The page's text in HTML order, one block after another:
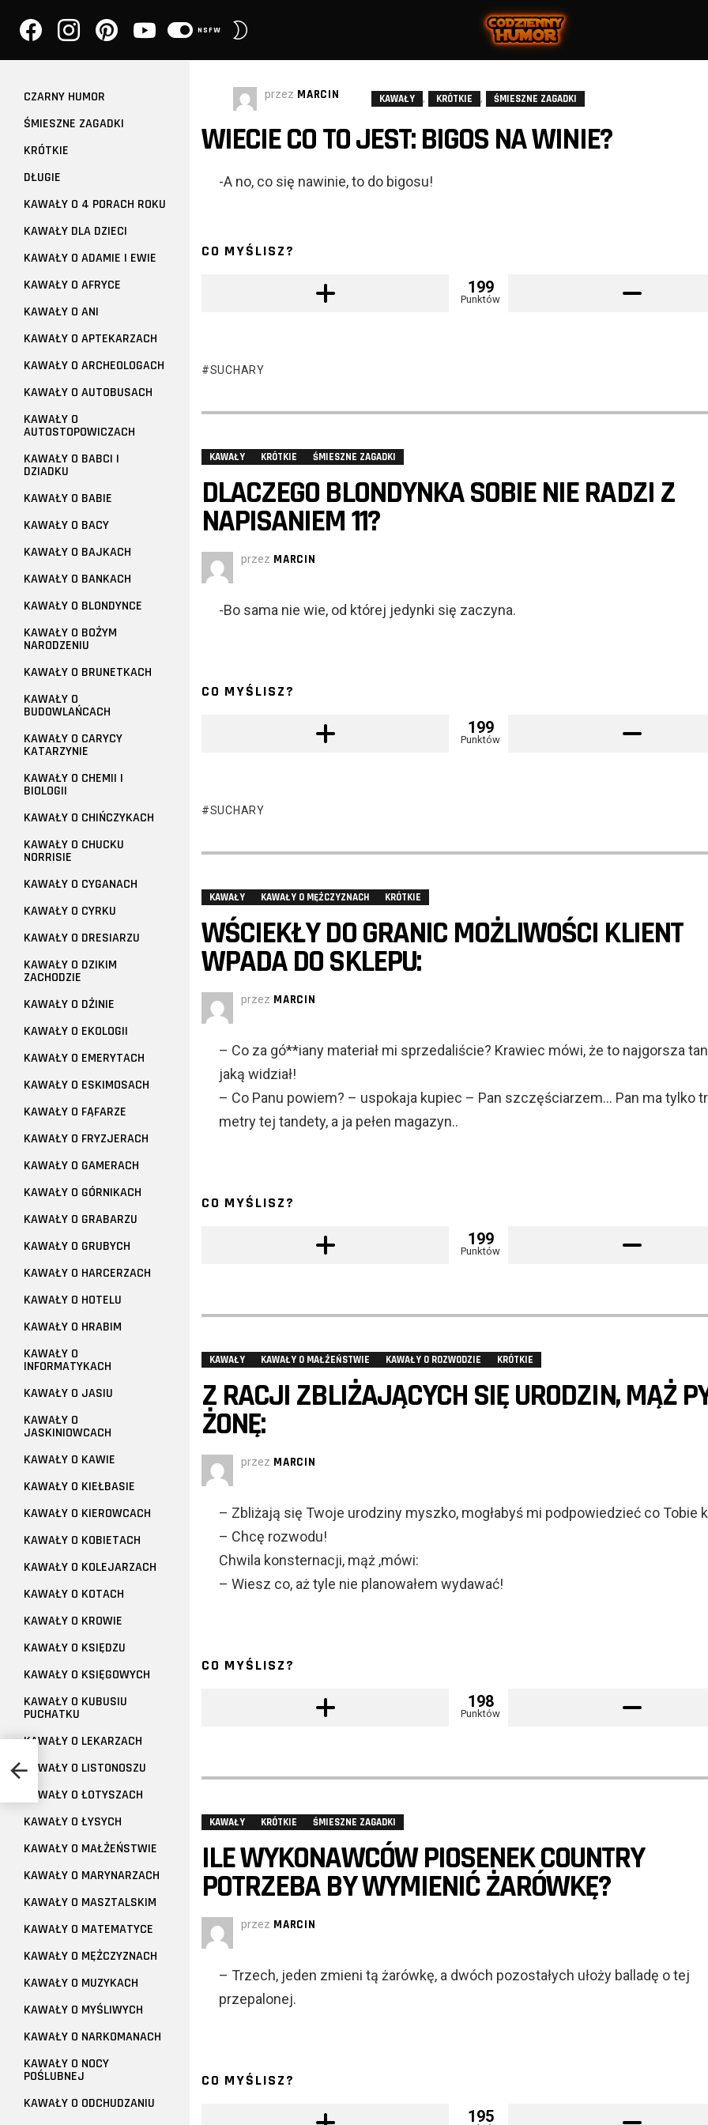
NSFW
przez MARCIN KAWAŁY , KRÓTKIE , ŚMIESZNE ZAGADKI
WIECIE CO TO JEST: BIGOS NA WINIE?
-A no, co się nawinie, to do bigosu!
CO MYŚLISZ?
199
Punktów
SUCHARY
KAWAŁY KRÓTKIE ŚMIESZNE ZAGADKI
DLACZEGO BLONDYNKA SOBIE NIE RADZI Z
NAPISANIEM 11?
przez MARCIN
-Bo sama nie wie, od której jedynki się zaczyna.
CO MYŚLISZ?
199
Punktów
SUCHARY
KAWAŁY KAWAŁY O MĘŻCZYZNACH KRÓTKIE
WŚCIEKŁY DO GRANIC MOŻLIWOŚCI KLIENT
WPADA DO SKLEPU:
przez MARCIN
– Co za gó**iany materiał mi sprzedaliście? Krawiec mówi, że to najgorsza
jaką widział!
– Co Panu powiem? – uspokaja kupiec – Pan szczęściarzem… Pan ma tylko
metry tej tandety, a ja pełen magazyn..
CO MYŚLISZ?
199
Punktów
KAWAŁY KAWAŁY O MAŁŻEŃSTWIE KAWAŁY O ROZWODZIE KRÓTKIE
Z RACJI ZBLIŻAJĄCYCH SIĘ URODZIN, MĄŻ
ŻONĘ:
przez MARCIN
– Zbliżają się Twoje urodziny myszko, mogłabyś mi podpowiedzieć co Tobie
– Chcę rozwodu!
Chwila konsternacji, mąż ,mówi:
– Wiesz co, aż tyle nie planowałem wydawać!
CO MYŚLISZ?
198
Punktów
KAWAŁY KRÓTKIE ŚMIESZNE ZAGADKI
ILE WYKONAWCÓW PIOSENEK COUNTRY
POTRZEBA BY WYMIENIĆ ŻARÓWKĘ?
przez MARCIN
– Trzech, jeden zmieni tą żarówkę, a dwóch pozostałych ułoży balladę o tej
przepalonej.
CO MYŚLISZ?
195
CZARNY HUMOR
ŚMIESZNE ZAGADKI
KRÓTKIE
DŁUGIE
KAWAŁY O 4 PORACH ROKU
KAWAŁY DLA DZIECI
KAWAŁY O ADAMIE I EWIE
KAWAŁY O AFRYCE
KAWAŁY O ANI
KAWAŁY O APTEKARZACH
KAWAŁY O ARCHEOLOGACH
KAWAŁY O AUTOBUSACH
KAWAŁY O
AUTOSTOPOWICZACH
KAWAŁY O BABCI I
DZIADKU
KAWAŁY O BABIE
KAWAŁY O BACY
KAWAŁY O BAJKACH
KAWAŁY O BANKACH
KAWAŁY O BLONDYNCE
KAWAŁY O BOŻYM
NARODZENIU
KAWAŁY O BRUNETKACH
KAWAŁY O
BUDOWLAŃCACH
KAWAŁY O CARYCY
KATARZYNIE
KAWAŁY O CHEMII I
BIOLOGII
KAWAŁY O CHIŃCZYKACH
KAWAŁY O CHUCKU
NORRISIE
KAWAŁY O CYGANACH
KAWAŁY O CYRKU
KAWAŁY O DRESIARZU
KAWAŁY O DZIKIM
ZACHODZIE
KAWAŁY O DŻINIE
KAWAŁY O EKOLOGII
KAWAŁY O EMERYTACH
KAWAŁY O ESKIMOSACH
KAWAŁY O FĄFARZE
KAWAŁY O FRYZJERACH
KAWAŁY O GAMERACH
KAWAŁY O GÓRNIKACH
KAWAŁY O GRABARZU
KAWAŁY O GRUBYCH
KAWAŁY O HARCERZACH
KAWAŁY O HOTELU
KAWAŁY O HRABIM
KAWAŁY O
INFORMATYKACH
KAWAŁY O JASIU
KAWAŁY O
JASKINIOWCACH
KAWAŁY O KAWIE
KAWAŁY O KIEŁBASIE
KAWAŁY O KIEROWCACH
KAWAŁY O KOBIETACH
KAWAŁY O KOLEJARZACH
KAWAŁY O KOTACH
KAWAŁY O KROWIE
KAWAŁY O KSIĘDZU
KAWAŁY O KSIĘGOWYCH
KAWAŁY O KUBUSIU
PUCHATKU
KAWAŁY O LEKARZACH
KAWAŁY O LISTONOSZU
KAWAŁY O ŁOTYSZACH
KAWAŁY O ŁYSYCH
KAWAŁY O MAŁŻEŃSTWIE
KAWAŁY O MARYNARZACH
KAWAŁY O MASZTALSKIM
KAWAŁY O MATEMATYCE
KAWAŁY O MĘŻCZYZNACH
KAWAŁY O MUZYKACH
KAWAŁY O MYŚLIWYCH
KAWAŁY O NARKOMANACH
KAWAŁY O NOCY
POŚLUBNEJ
KAWAŁY O ODCHUDZANIU